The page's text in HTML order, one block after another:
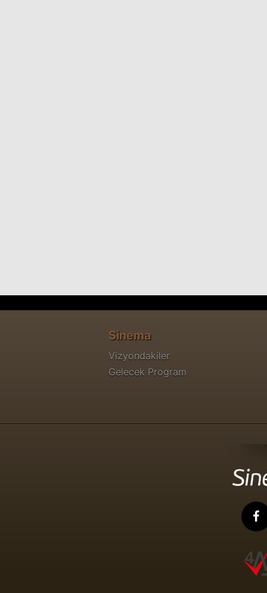
Sinema
Vizyondakiler
Gelecek Program